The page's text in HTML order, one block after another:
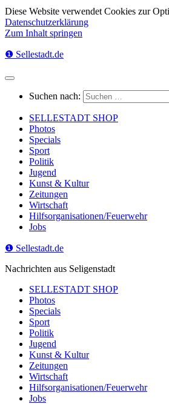
Diese Website verwendet Cookies zur
Datenschutzerklärung
Zum Inhalt springen
❶ Sellestadt.de
Suchen nach:
SELLESTADT SHOP
Photos
Specials
Sport
Politik
Jugend
Kunst & Kultur
Zeitungen
Wirtschaft
Hilfsorganisationen/Feuerwehr
Jobs
❶ Sellestadt.de
Nachrichten aus Seligenstadt
SELLESTADT SHOP
Photos
Specials
Sport
Politik
Jugend
Kunst & Kultur
Zeitungen
Wirtschaft
Hilfsorganisationen/Feuerwehr
Jobs